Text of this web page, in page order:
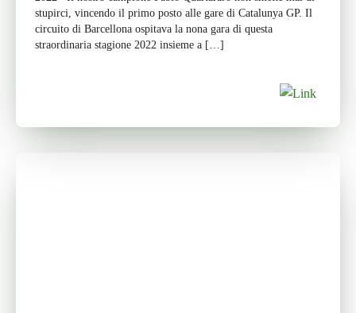
stupirci, vincendo il primo posto alle gare di Catalunya GP. Il
circuito di Barcellona ospitava la nona gara di questa
straordinaria stagione 2022 insieme a […]